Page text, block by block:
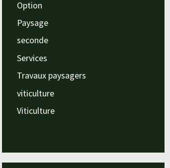
Option
Paysage
seconde
Services
Travaux paysagers
viticulture
Viticulture